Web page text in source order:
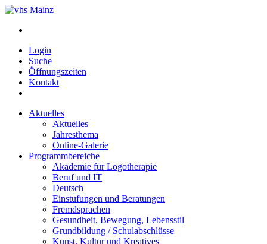
Login
Suche
Öffnungszeiten
Kontakt
Aktuelles
Aktuelles
Jahresthema
Online-Galerie
Programmbereiche
Akademie für Logotherapie
Beruf und IT
Deutsch
Einstufungen und Beratungen
Fremdsprachen
Gesundheit, Bewegung, Lebensstil
Grundbildung / Schulabschlüsse
Kunst, Kultur und Kreatives